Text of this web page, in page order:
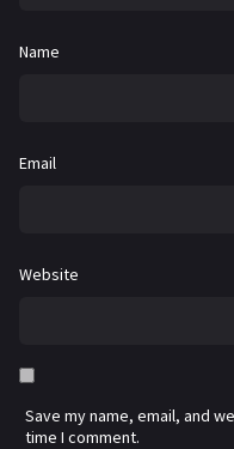
Name
Email
Website
Save my name, email, and
time I comment.